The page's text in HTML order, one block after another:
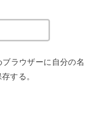
ラウザーに自分の名
する。